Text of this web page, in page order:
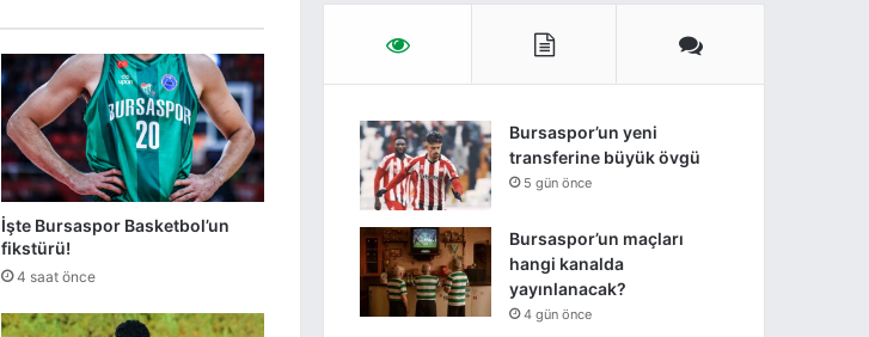
İşte Bursaspor Basketbol’un
fikstürü!
4 saat önce
Bursaspor’un yeni
transferine büyük övgü
5 gün önce
Bursaspor’un maçları
hangi kanalda
yayınlanacak?
4 gün önce